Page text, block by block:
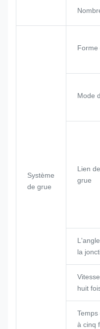
Système
de grue
Forme
Mode
Lien
grue
la
huit
à cinq